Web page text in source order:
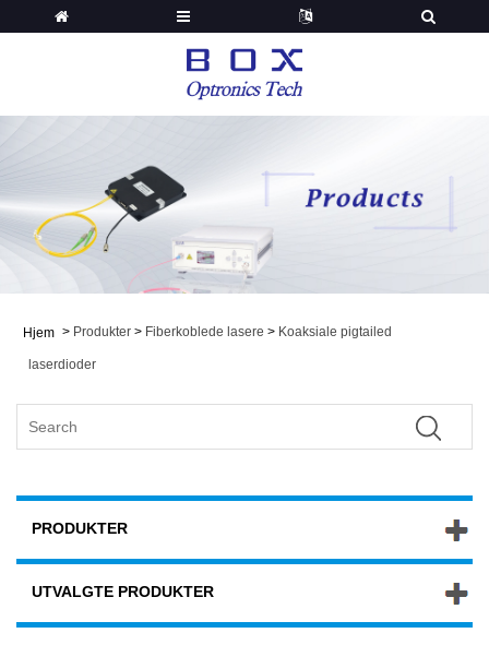
Hjem > Produkter > Fiberkoblede lasere > Koaksiale pigtailed
laserdioder
PRODUKTER
UTVALGTE PRODUKTER